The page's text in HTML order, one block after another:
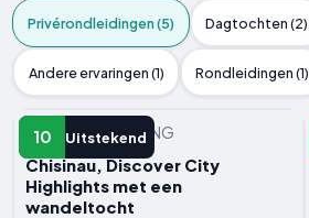
Privérondleidingen (5) Dagtochten (2)
Andere ervaringen (1) Rondleidingen (1)
10 Uitstekend
PRIVéRONDLEIDING
Chisinau, Discover City
Highlights met een
wandeltocht